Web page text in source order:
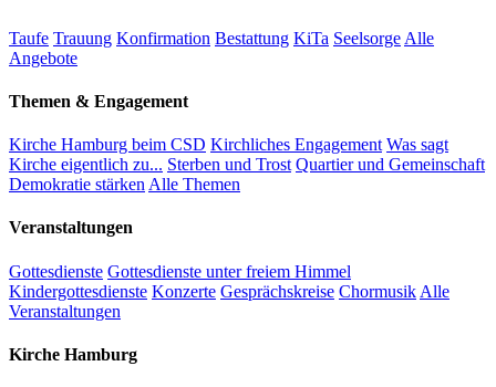
Taufe Trauung Konfirmation Bestattung KiTa Seelsorge Alle
Angebote
Themen & Engagement
Kirche Hamburg beim CSD Kirchliches Engagement Was sagt
Kirche eigentlich zu... Sterben und Trost Quartier und Gemeinschaft
Demokratie stärken Alle Themen
Veranstaltungen
Gottesdienste Gottesdienste unter freiem Himmel
Kindergottesdienste Konzerte Gesprächskreise Chormusik Alle
Veranstaltungen
Kirche Hamburg